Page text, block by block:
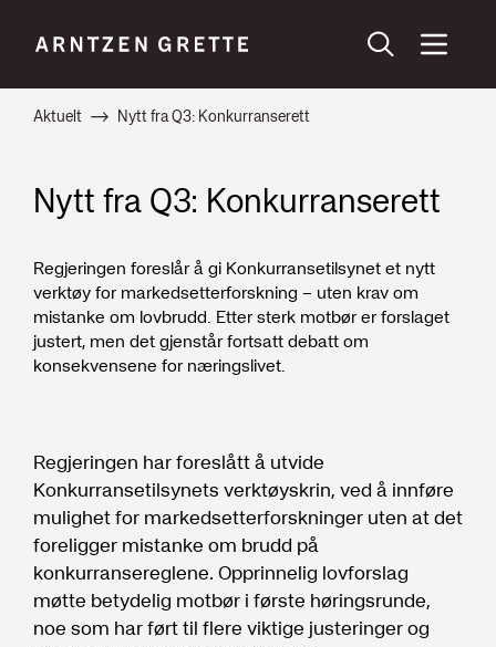
Aktuelt Nytt fra Q3: Konkurranserett
Nytt fra Q3: Konkurranserett
Regjeringen foreslår å gi Konkurransetilsynet et nytt
verktøy for markedsetterforskning – uten krav om
mistanke om lovbrudd. Etter sterk motbør er forslaget
justert, men det gjenstår fortsatt debatt om
konsekvensene for næringslivet.
Regjeringen har foreslått å utvide
Konkurransetilsynets verktøyskrin, ved å innføre
mulighet for markedsetterforskninger uten at det
foreligger mistanke om brudd på
konkurransereglene. Opprinnelig lovforslag
møtte betydelig motbør i første høringsrunde,
noe som har ført til flere viktige justeringer og